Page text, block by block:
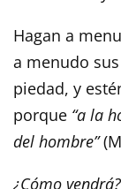
Hagan a
a menudo
piedad, y
porque “a la
del hombre”
¿Cómo vendrá?